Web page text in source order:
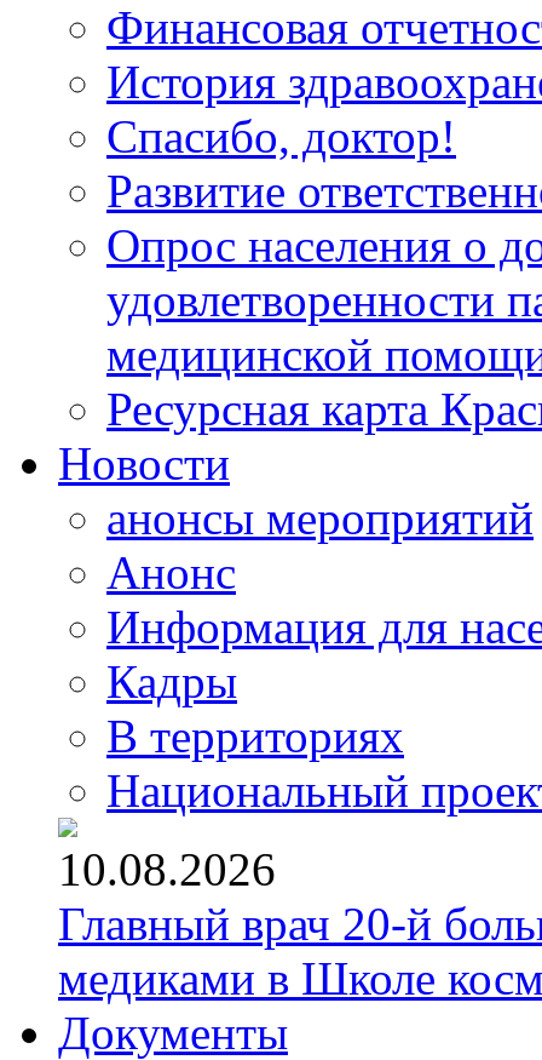
Финансовая
История
Спасибо, доктор!
Развитие
Опрос населения о
удовлетворенности
медицинской
Ресурсная карта
Новости
анонсы мероприятий
Анонс
Информация для
Кадры
В территориях
Национальный
10.08.2026
Главный врач 20-й
медиками в Школе
Документы